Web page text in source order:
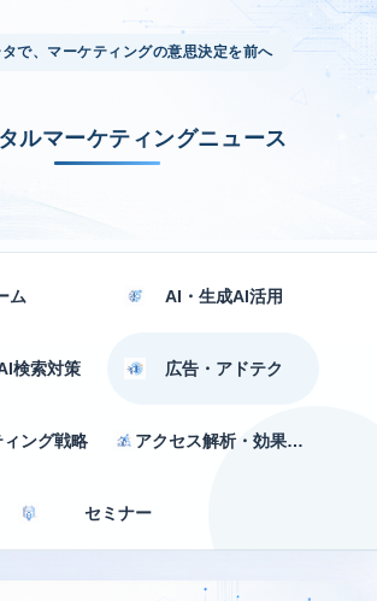
で、マーケティングの意思決定を前へ
ルマーケティングニュース
ム AI・生成AI活用
検索対策 広告・アドテク
ング戦略 アクセス解析・効果測定
セミナー